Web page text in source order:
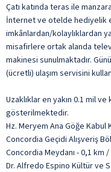
Çatı katında teras ile
İnternet ve otelde hediyelik
imkânlardan/kolaylıklardan
misafirlere ortak alanda
makinesi sunulmaktadır.
(ücretli) ulaşım servisini
Uzaklıklar en yakın 0.1 mil
gösterilmektedir.
Hz. Meryem Ana Göğe Kabul
Concordia Geçidi Alışveriş
Concordia Meydanı - 0,1 km /
Dr. Alfredo Espino Kültür ve